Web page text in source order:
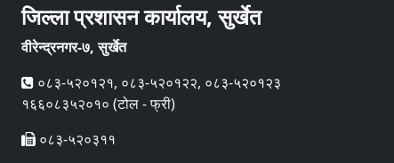
जिल्ला प्रशासन कार्यालय, सुर्खेत
वीरेन्द्रनगर-७, सुर्खेत
०८३-५२०१२१, ०८३-५२०१२२, ०८३-५२०१२३
१६६०८३५२०१० (टोल - फ्री)
०८३-५२०३११